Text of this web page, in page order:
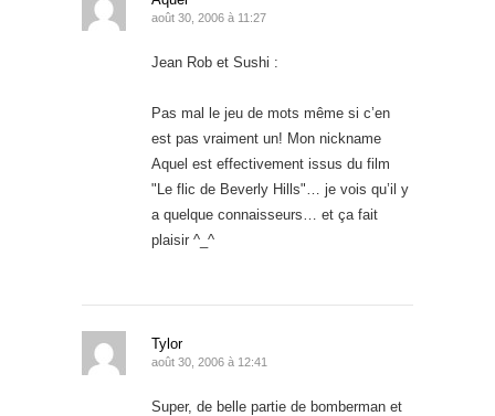
août 30, 2006 à 11:27
Jean Rob et Sushi :
Pas mal le jeu de mots même si c’en
est pas vraiment un! Mon nickname
Aquel est effectivement issus du film
"Le flic de Beverly Hills"… je vois qu’il y
a quelque connaisseurs… et ça fait
plaisir ^_^
Tylor
août 30, 2006 à 12:41
Super, de belle partie de bomberman et